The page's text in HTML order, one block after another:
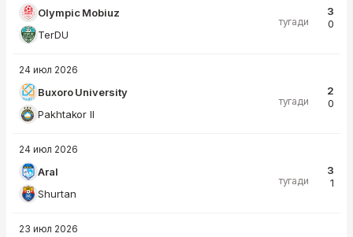
Olympic Mobiuz
TerDU
тугади
3
0
24 июл 2026
Buxoro University
Pakhtakor II
тугади
2
0
24 июл 2026
Aral
Shurtan
тугади
3
1
23 июл 2026